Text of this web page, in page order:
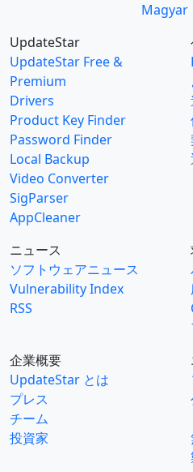
Magyar
UpdateStar
UpdateStar Free &
Premium
Drivers
Product Key Finder
Password Finder
Local Backup
Video Converter
SigParser
AppCleaner
ニュース
ソフトウェアニュース
Vulnerability Index
RSS
企業概要
UpdateStar とは
プレス
チーム
投資家